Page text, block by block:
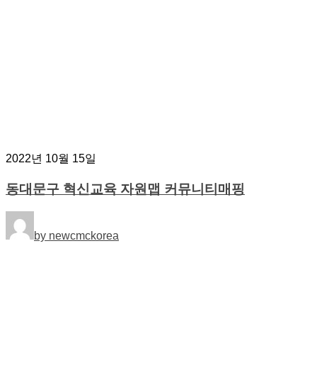
2022년 10월 15일
동대문구 혁신교육 자원맵 커뮤니티매핑
by newcmckorea